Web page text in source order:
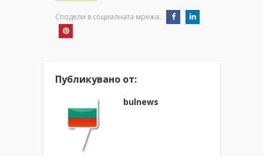
Сподели в социалната мрежа:
Публикувано от:
bulnews